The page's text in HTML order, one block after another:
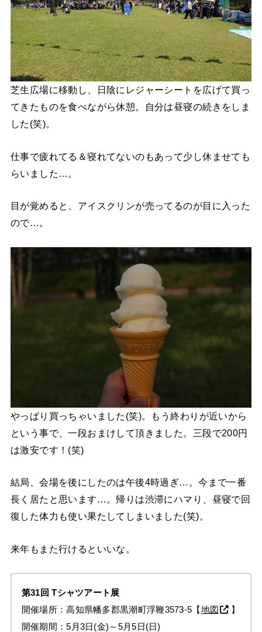
芝生広場に移動し、日陰にレジャーシートを広げて買っ
てきたものを食べながら休憩。自分は昼寝の続きをしま
した(笑)。
仕事で疲れてる＆寝れてないのもあって少し休ませても
らいました…。
目が覚めると、アイスクリンが売ってるのが目に入った
ので…。
やっぱり買っちゃいました(笑)。もう終わりが近いから
という事で、一段おまけして頂きました。三段で200円
は激安です！(笑)
結局、会場を後にしたのは午後4時過ぎ…。今まで一番
長く居たと思います…。帰りは渋滞にハマり、昼寝で回
復した体力も使い果たしてしまいました(笑)。
来年もまた行けるといいな。
第31回Tシャツアート展
開催場所：高知県幡多郡黒潮町浮鞭3573-5【地図
】
開催期間：5月3日(金)～5月5日(日)